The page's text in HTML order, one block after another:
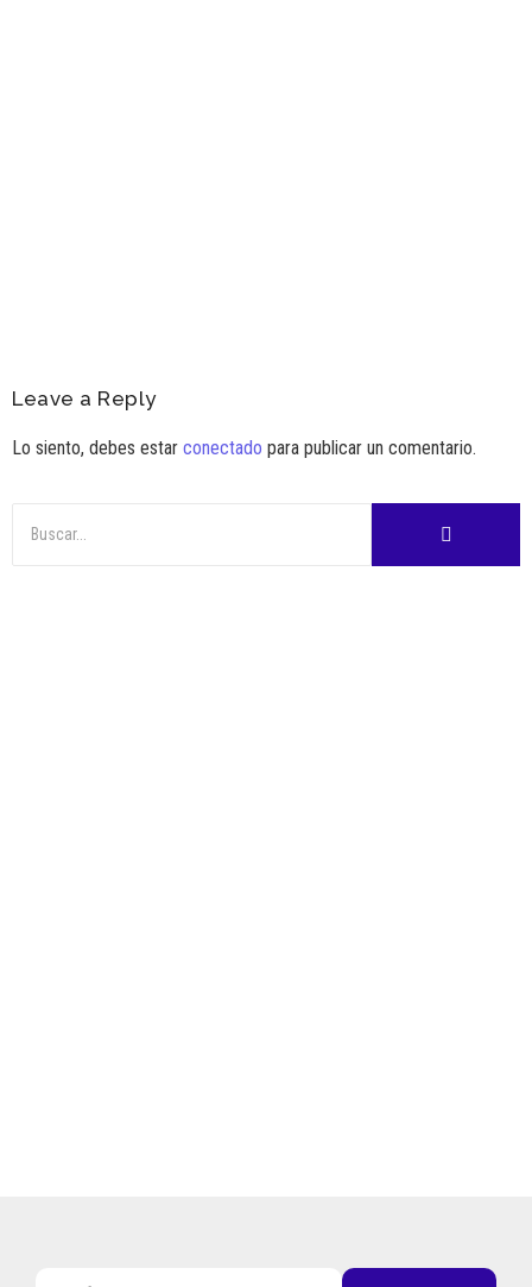
Leave a Reply
Lo siento, debes estar conectado para publicar un comentario.